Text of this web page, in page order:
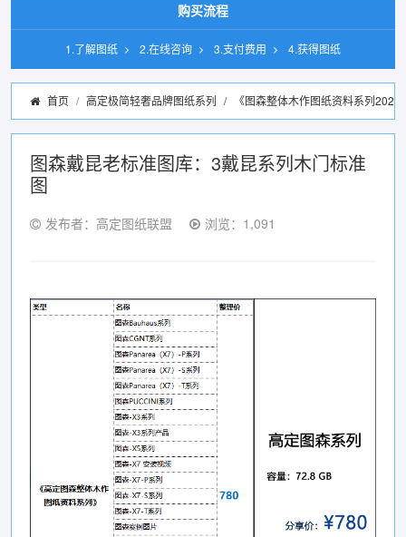
购买流程
1.了解图纸 2.在线咨询 3.支付费用 4.获得图纸
首页 高定极简轻奢品牌图纸系列 / 《图森整体木作图纸资料系列2022
图森戴昆老标准图库：3戴昆系列木门标准
图
发布者：高定图纸联盟 浏览：1,091